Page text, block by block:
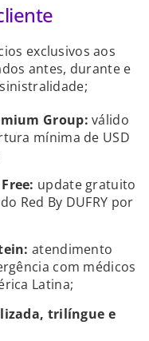
exclusivos aos
antes, durante e
Group: válido
mínima de USD
update gratuito
Red By DUFRY por
atendimento
com médicos
Latina;
trilíngue e